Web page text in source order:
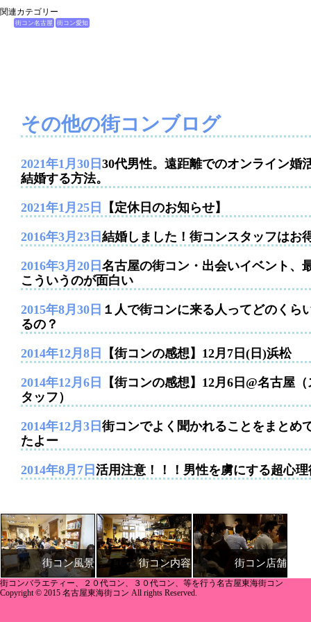
関連カテゴリー
街コン名古屋 街コン愛知
その他の街コンブログ
2021年1月30日 30代男性。遠距離でのオンライン婚
結婚する方法。
2021年1月25日 【定休日のお知らせ】
2016年3月23日 結婚しました！街コンスタッフはお
2016年3月20日 名古屋の街コン・出会いイベント、
こういうのが面白い
2015年8月30日 １人で街コンに来る人ってどのくら
るの？
2014年12月8日 【街コンの感想】12月7日(日)浜松
2014年12月6日
【街コンの感想】12月6日@名古屋（
タッフ）
2014年12月3日 街コンでよく聞かれることをまとめ
たよー
2014年8月7日 活用注意！！！男性を虜にする超心理
街コン風景 街コン内容 街コン店舗
街コンバラエティー、２０代コン、３０代コン、等を行う名古屋東海街コン
Copyright © 2015 名古屋東海街コン All rights Reserved.